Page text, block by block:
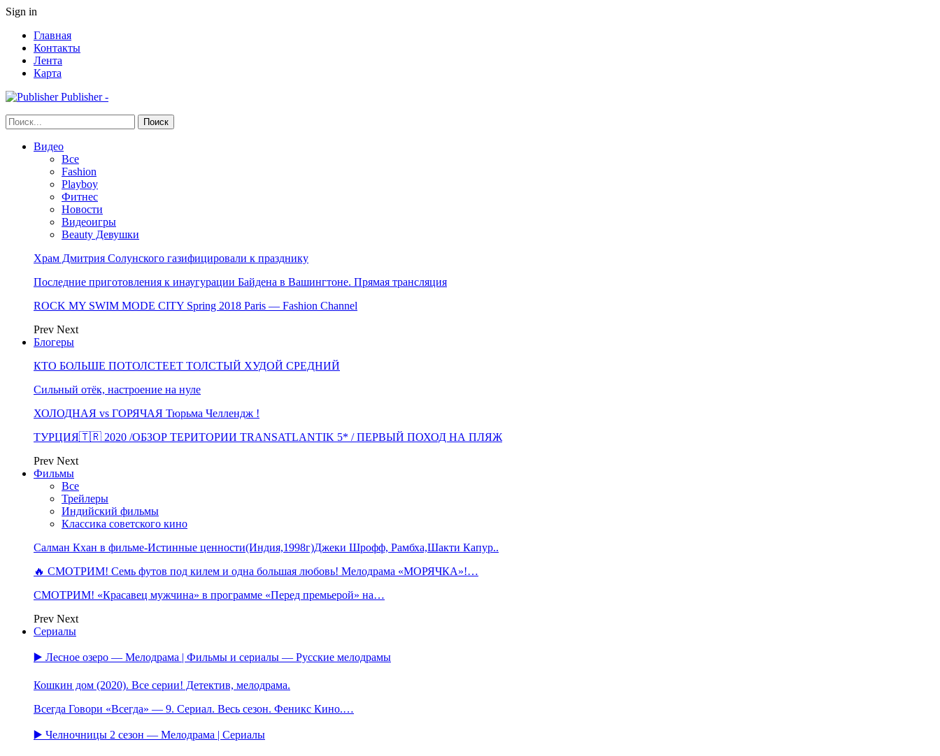
Sign in
Главная
Контакты
Лента
Карта
Publisher -
Видео
Все
Fashion
Playboy
Фитнес
Новости
Видеоигры
Beauty Девушки
Храм Дмитрия Солунского газифицировали к празднику
Последние приготовления к инаугурации Байдена в Вашингтоне. Прямая трансляция
ROCK MY SWIM MODE CITY Spring 2018 Paris — Fashion Channel
Prev Next
Блогеры
КТО БОЛЬШЕ ПОТОЛСТЕЕТ ТОЛСТЫЙ ХУДОЙ СРЕДНИЙ
Сильный отёк, настроение на нуле
ХОЛОДНАЯ vs ГОРЯЧАЯ Тюрьма Челлендж !
ТУРЦИЯ🇹🇷 2020 /ОБЗОР ТЕРИТОРИИ TRANSATLANTIK 5* / ПЕРВЫЙ ПОХОД НА ПЛЯЖ
Prev Next
Фильмы
Все
Трейлеры
Индийский фильмы
Классика советского кино
Салман Кхан в фильме-Истинные ценности(Индия,1998г)Джеки Шрофф, Рамбха,Шакти Капур..
🔥 СМОТРИМ! Семь футов под килем и одна большая любовь! Мелодрама «МОРЯЧКА»!…
СМОТРИМ! «Красавец мужчина» в программе «Перед премьерой» на…
Prev Next
Сериалы
▶️ Лесное озеро — Мелодрама | Фильмы и сериалы — Русские мелодрамы
Кошкин дом (2020). Все серии! Детектив, мелодрама.
Всегда Говори «Всегда» — 9. Сериал. Весь сезон. Феникс Кино.…
▶️ Челночницы 2 сезон — Мелодрама | Сериалы